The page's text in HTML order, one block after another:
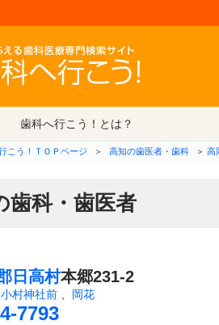
歯科へ行こう！とは？
こう！ＴＯＰページ ＞ 高知の歯医者・歯科 ＞ 高
歯科・歯医者
日高村本郷231-2
小村神社前 岡花
7793